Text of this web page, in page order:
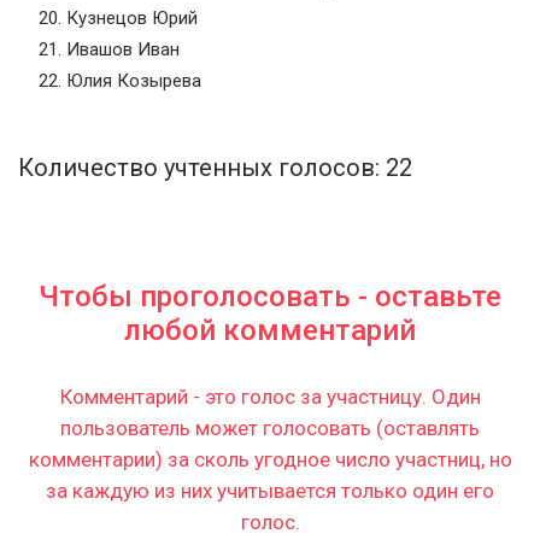
Кузнецов Юрий
Ивашов Иван
Юлия Козырева
Количество учтенных голосов: 22
Чтобы проголосовать - оставьте
любой комментарий
Комментарий - это голос за участницу. Один
пользователь может голосовать (оставлять
комментарии) за сколь угодное число участниц, но
за каждую из них учитывается только один его
голос.